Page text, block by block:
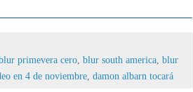
primevera cero blur south america blur
en 4 de noviembre damon albarn tocará